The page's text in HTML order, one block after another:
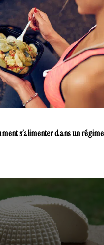
s’alimenter dans un régime